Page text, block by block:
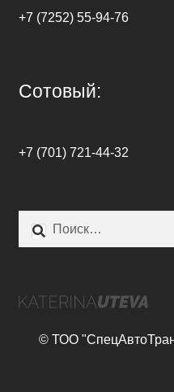
+7 (7252) 55-94-76
Сотовый:
+7 (701) 721-44-32
© ТОО